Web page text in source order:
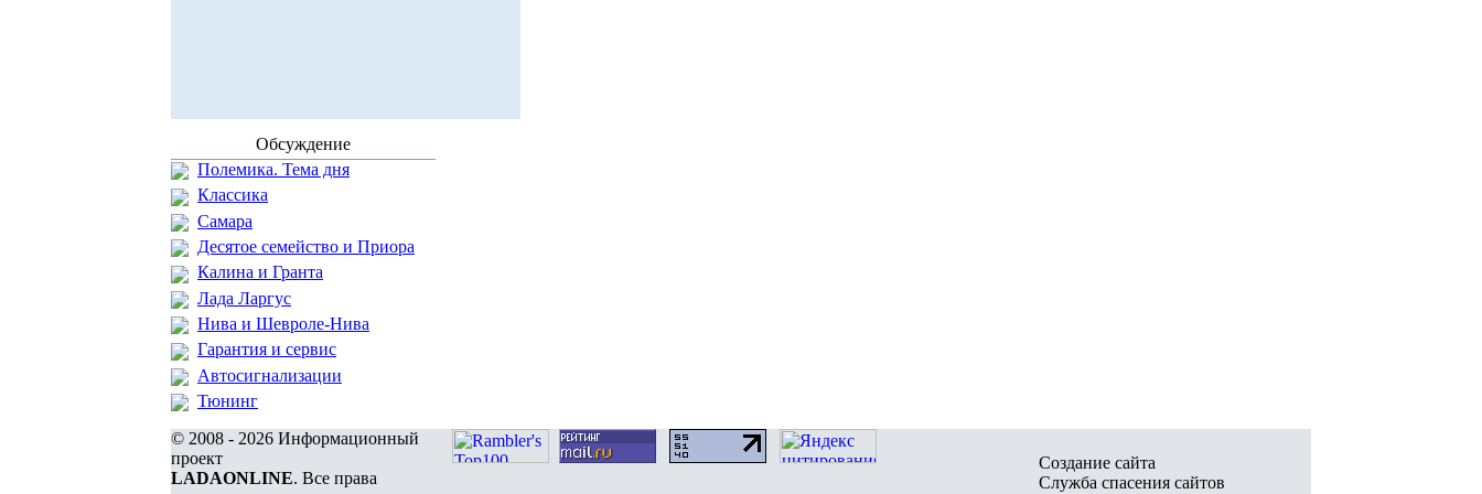
Обсуждение
Полемика. Тема дня
Классика
Самара
Десятое семейство и Приора
Калина и Гранта
Лада Ларгус
Нива и Шевроле-Нива
Гарантия и сервис
Автосигнализации
Тюнинг
© 2008 - 2026 Информационный
проект
LADAONLINE. Все права
Создание сайта
Служба спасения сайтов